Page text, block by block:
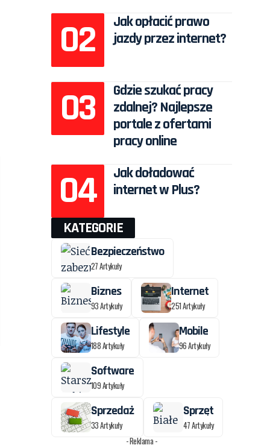
Jak opłacić prawo
jazdy przez internet?
Gdzie szukać pracy
zdalnej? Najlepsze
portale z ofertami
pracy online
Jak doładować
internet w Plus?
KATEGORIE
Bezpieczeństwo
27 Artykuły
Biznes
93 Artykuły
Internet
251 Artykuły
Lifestyle
188 Artykuły
Mobile
96 Artykuły
Software
109 Artykuły
Sprzedaż
33 Artykuły
Sprzęt
47 Artykuły
- Reklama -